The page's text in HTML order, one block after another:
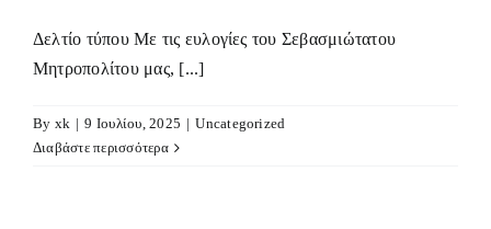
Δελτίο τύπου Με τις ευλογίες του Σεβασμιώτατου
Μητροπολίτου μας, [...]
By xk | 9 Ιουλίου, 2025 | Uncategorized
Διαβάστε περισσότερα